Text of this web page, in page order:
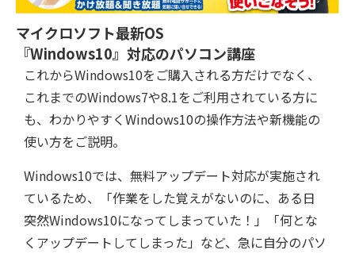
マイクロソフト最新OS
『Windows10』対応のパソコン講座
これからWindows10をご購入される方だけでなく、
これまでのWindows7や8.1をご利用されている方に
も、わかりやすくWindows10の操作方法や新機能の
使い方をご説明。
Windows10では、無料アップデート対応が実施され
ているため、「作業をした覚えがないのに、ある日
突然Windows10になってしまっていた！」「何とな
くアップデートしてしまった」など、急に自分のパソ